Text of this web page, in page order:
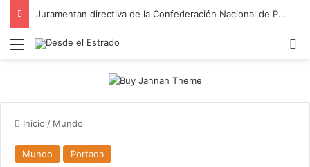
Juramentan directiva de la Confederación Nacional de Periodistas del Ecuador, Capítulo NY
Menú
Inicio / Mundo
Mundo Portada